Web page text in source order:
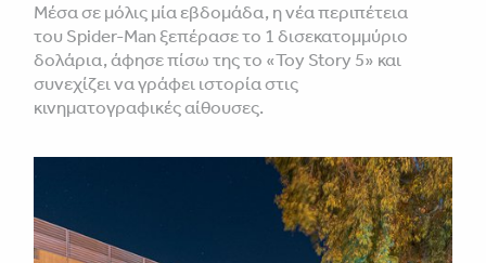
Μέσα σε μόλις μία εβδομάδα, η νέα περιπέτεια
του Spider-Man ξεπέρασε το 1 δισεκατομμύριο
δολάρια, άφησε πίσω της το «Toy Story 5» και
συνεχίζει να γράφει ιστορία στις
κινηματογραφικές αίθουσες.